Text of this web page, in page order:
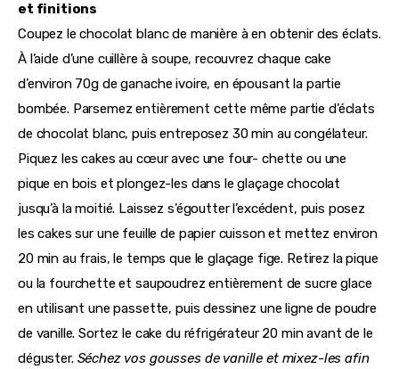
et finitions
Coupez le chocolat blanc de manière à en obtenir des éclats.
À l’aide d’une cuillère à soupe, recouvrez chaque cake
d’environ 70g de ganache ivoire, en épousant la partie
bombée. Parsemez entièrement cette même partie d’éclats
de chocolat blanc, puis entreposez 30 min au congélateur.
Piquez les cakes au cœur avec une four- chette ou une
pique en bois et plongez-les dans le glaçage chocolat
jusqu’à la moitié. Laissez s’égoutter l’excédent, puis posez
les cakes sur une feuille de papier cuisson et mettez environ
20 min au frais, le temps que le glaçage fige. Retirez la pique
ou la fourchette et saupoudrez entièrement de sucre glace
en utilisant une passette, puis dessinez une ligne de poudre
de vanille. Sortez le cake du réfrigérateur 20 min avant de le
déguster. Séchez vos gousses de vanille et mixez-les afin